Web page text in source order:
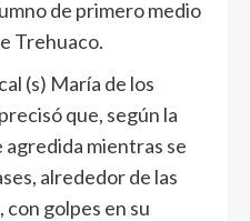
de primero medio
Trehuaco.
(s) María de los
que, según la
mientras se
alrededor de las
con golpes en su